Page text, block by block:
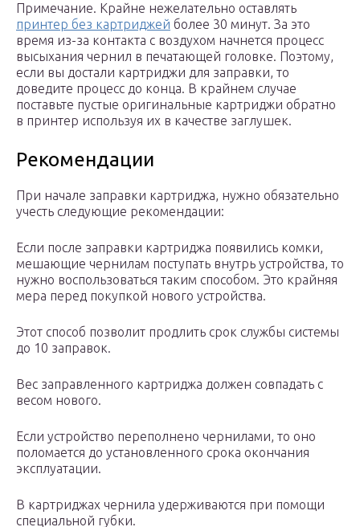
Примечание. Крайне нежелательно оставлять
принтер без картриджей более 30 минут. За это
время из-за контакта с воздухом начнется процесс
высыхания чернил в печатающей головке. Поэтому,
если вы достали картриджи для заправки, то
доведите процесс до конца. В крайнем случае
поставьте пустые оригинальные картриджи обратно
в принтер используя их в качестве заглушек.
Рекомендации
При начале заправки картриджа, нужно обязательно
учесть следующие рекомендации:
Если после заправки картриджа появились комки,
мешающие чернилам поступать внутрь устройства, то
нужно воспользоваться таким способом. Это крайняя
мера перед покупкой нового устройства.
Этот способ позволит продлить срок службы системы
до 10 заправок.
Вес заправленного картриджа должен совпадать с
весом нового.
Если устройство переполнено чернилами, то оно
поломается до установленного срока окончания
эксплуатации.
В картриджах чернила удерживаются при помощи
специальной губки.